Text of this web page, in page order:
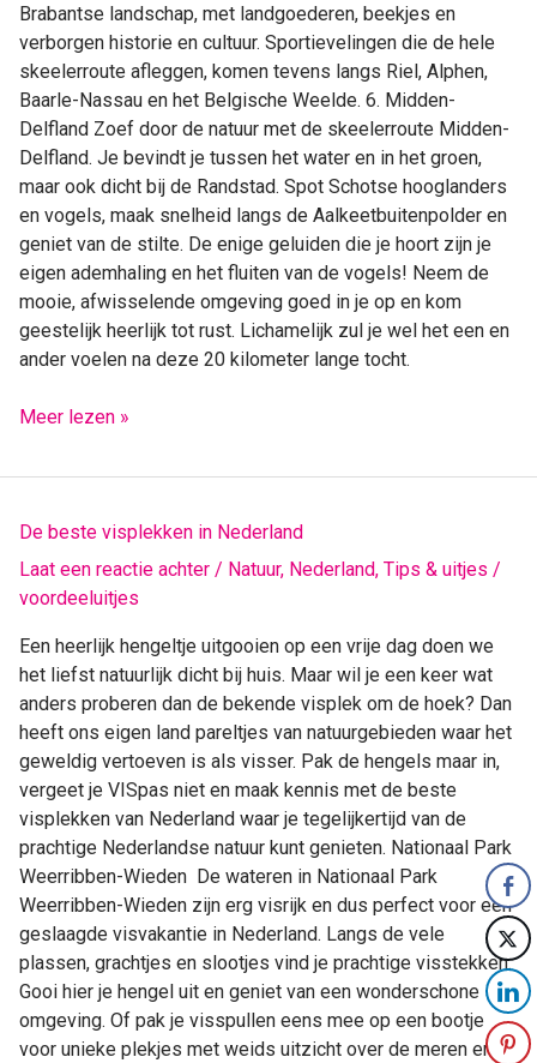
Brabantse landschap, met landgoederen, beekjes en
verborgen historie en cultuur. Sportievelingen die de hele
skeelerroute afleggen, komen tevens langs Riel, Alphen,
Baarle-Nassau en het Belgische Weelde. 6. Midden-
Delfland Zoef door de natuur met de skeelerroute Midden-
Delfland. Je bevindt je tussen het water en in het groen,
maar ook dicht bij de Randstad. Spot Schotse hooglanders
en vogels, maak snelheid langs de Aalkeetbuitenpolder en
geniet van de stilte. De enige geluiden die je hoort zijn je
eigen ademhaling en het fluiten van de vogels! Neem de
mooie, afwisselende omgeving goed in je op en kom
geestelijk heerlijk tot rust. Lichamelijk zul je wel het een en
ander voelen na deze 20 kilometer lange tocht.
Meer lezen »
De beste visplekken in Nederland
Laat een reactie achter / Natuur, Nederland, Tips & uitjes /
voordeeluitjes
Een heerlijk hengeltje uitgooien op een vrije dag doen we
het liefst natuurlijk dicht bij huis. Maar wil je een keer wat
anders proberen dan de bekende visplek om de hoek? Dan
heeft ons eigen land pareltjes van natuurgebieden waar het
geweldig vertoeven is als visser. Pak de hengels maar in,
vergeet je VISpas niet en maak kennis met de beste
visplekken van Nederland waar je tegelijkertijd van de
prachtige Nederlandse natuur kunt genieten. Nationaal Park
Weerribben-Wieden De wateren in Nationaal Park
Weerribben-Wieden zijn erg visrijk en dus perfect voor een
geslaagde visvakantie in Nederland. Langs de vele
plassen, grachtjes en slootjes vind je prachtige visstekken.
Gooi hier je hengel uit en geniet van een wonderschone
omgeving. Of pak je visspullen eens mee op een bootje
voor unieke plekjes met weids uitzicht over de meren en
visplekken
in
Nederland